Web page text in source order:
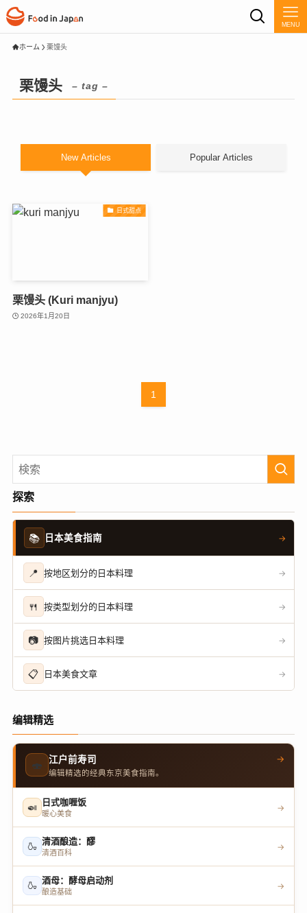
MENU
ホーム 栗馒头
栗馒头 – tag –
New Articles Popular Articles
日式甜点
栗馒头 (Kuri manjyu)
2026年1月20日
1
探索
📚 日本美食指南 →
📍 按地区划分的日本料理 →
🍴 按类型划分的日本料理 →
📷 按图片挑选日本料理 →
📋 日本美食文章 →
编辑精选
🍣 江户前寿司
编辑精选的经典东京美食指南。
→
🍛 日式咖喱饭
暖心美食
→
🍶 清酒酿造：醪
清酒百科
→
🍶 酒母：酵母启动剂
酿造基础
→